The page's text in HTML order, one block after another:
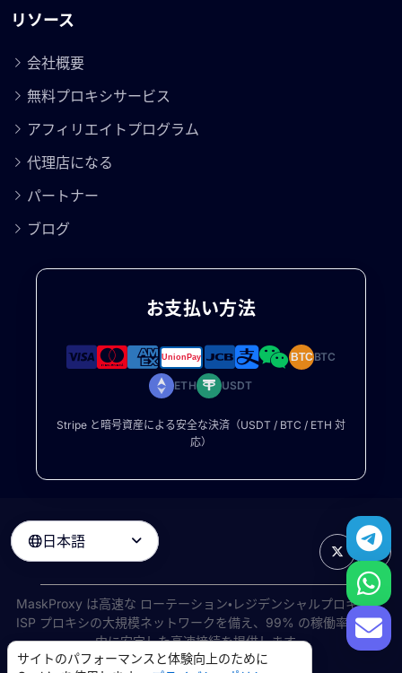
リソース
会社概要
無料プロキシサービス
アフィリエイトプログラム
代理店になる
パートナー
ブログ
お支払い方法
BTCBTC
ETH USDT
Stripe と暗号資産による安全な決済（USDT / BTC / ETH 対
応）
日本語 
MaskProxy は高速な ローテーション・レジデンシャルプロキシと
ISP プロキシの大規模ネットワークを備え、99% の稼働率で世界
中に安定した高速接続を提供します。
サイトのパフォーマンスと体験向上のために